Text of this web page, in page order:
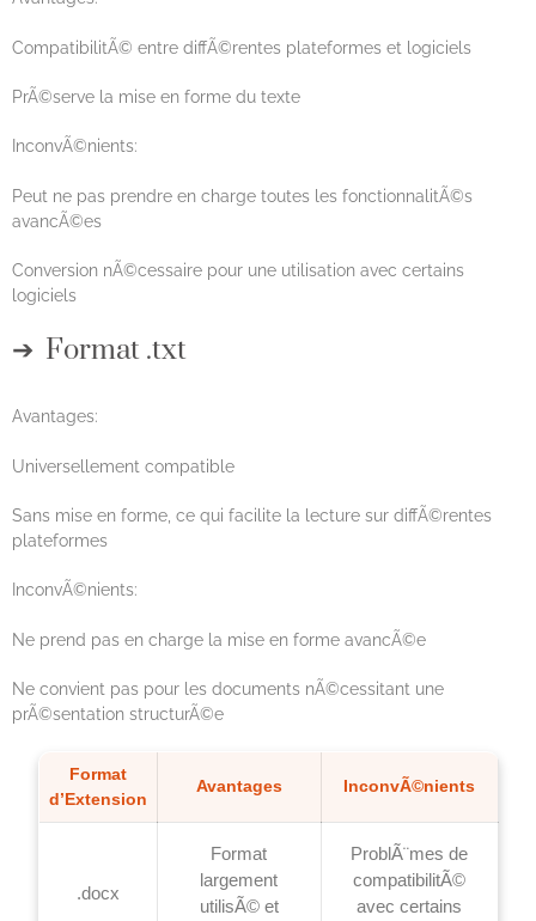
CompatibilitÃ© entre diffÃ©rentes plateformes et logiciels
PrÃ©serve la mise en forme du texte
InconvÃ©nients:
Peut ne pas prendre en charge toutes les fonctionnalitÃ©s
avancÃ©es
Conversion nÃ©cessaire pour une utilisation avec certains
logiciels
Format .txt
Avantages:
Universellement compatible
Sans mise en forme, ce qui facilite la lecture sur diffÃ©rentes
plateformes
InconvÃ©nients:
Ne prend pas en charge la mise en forme avancÃ©e
Ne convient pas pour les documents nÃ©cessitant une
prÃ©sentation structurÃ©e
Format
d’Extension
Avantages InconvÃ©nients
.docx
Format
largement
utilisÃ© et
ProblÃ¨mes de
compatibilitÃ©
avec certains